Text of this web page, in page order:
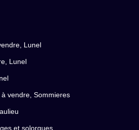
Lunel
Lunel
vendre, Sommieres
et solorgues